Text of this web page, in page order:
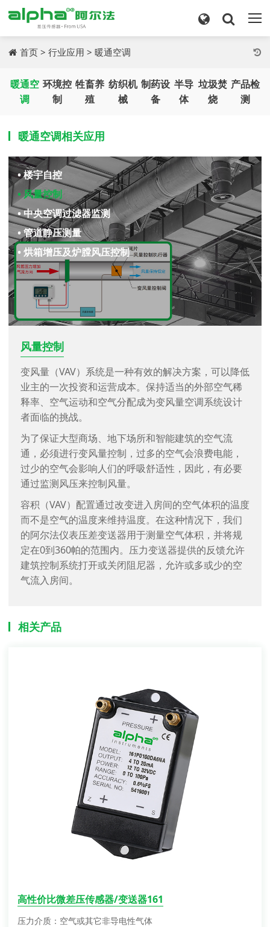
首页 > 行业应用 > 暖通空调
暖通空
调
环境控
制
牲畜养
殖
纺织机
械
制药设
备
半导
体
垃圾焚
烧
产品检
测
暖通空调相关应用
楼宇自控
现代建筑自动化和暖通空调技术智能地将能源生产、
能源分配、空调和热回收相匹配，以确保以一种节约
资源和成本的方式使用能源。
阿尔法（Alpha）为楼宇自动化和HVAC系统提供高质
量的传感器解决方案，从单个传感器到复杂的客户专
用传感器系统，帮助提高采暖、通风和空调系统的能
效。我们提供一系列传感器技术，用于测量空调技术
和建筑自动化中的微小差压。
在它们的墙壁和空间内，商业和工业建筑是复杂的机
械系统。我们希望你们的大楼尽可能地高效运作，而
不是持续地对每个区域的压力水平进行现场监控。我
们的压力传感器在给定的空间内进行高度精确的测
量。这些传感器无缝地集成到许多BAS和控制器中，
以提供无忧虑的性能。
风量控制
变风量（VAV）系统是一种有效的解决方案，可以降低
业主的一次投资和运营成本。保持适当的外部空气稀
释率、空气运动和空气分配成为变风量空调系统设计
者面临的挑战。
为了保证大型商场、地下场所和智能建筑的空气流
通，必须进行变风量控制，过多的空气会浪费电能，
过少的空气会影响人们的呼吸舒适性，因此，有必要
通过监测风压来控制风量。
容积（VAV）配置通过改变进入房间的空气体积的温度
而不是空气的温度来维持温度。在这种情况下，我们
的阿尔法仪表压差变送器用于测量空气体积，并将规
定在0到360帕的范围内。压力变送器提供的反馈允许
建筑控制系统打开或关闭阻尼器，允许或多或少的空
气流入房间。
中央空调过滤器监测
空气过滤器是任何暖通空调系统的关键部件，它需要
始终高效运行。通过使用压差传感器测量过滤器两侧
的压力，楼宇自动化系统可以随时监测气流。
随着时间的推移，气流减少，可能表明过滤器需要更
换或清洁。如果不更换，系统可能需要使用更多的能
量来将气流恢复到所需的水平，这也会给系统中的其
他组件带来额外的磨损。
随着空调运行时间的增加，灰尘会附着在过滤网上，
影响过滤网的透气性，从而降低空调的工作效率，因
此，为了保证空调的良好运行状态，空调之间的气压
差过滤网内外可实时监控，提醒人员空调过滤网的通
风状态及是否需要维护。
管道静压测量
压力变送器在通过数千条天然气管道输送天然气方面
发挥着重要作用，用于监测天然气压力，测量非常低
的进口和出口压力。
如果当地大气中可能存在天然气，则可提供ATEX本质
安全等特殊批准选项；如果天然气和燃气管道中的气
压过高，可能会发生泄漏甚至爆炸；如果气压过低，
会影响人们的日常使用，因此有必要通过压力传感器
来监测各个节点的气压，使气压在合理的范围内。
烘箱增压及炉膛风压控制
通过对送风通道各点气压和引风通道各点负压的检测
和控制，保证了烘箱内气氛的可控性。
炉膛负压和送风量压差控制，确保燃料高效燃烧和环
保。
由于环境法规和安全风险，锅炉需要准确可靠的系统
监控，以提高运行效率和防止过早故障。我们的传感
器提供了正确的解决方案。
• 楼宇自控
• 风量控制
• 中央空调过滤器监测
• 管道静压测量
• 烘箱增压及炉膛风压控制
相关产品
高性价比微差压传感器/变送器161
压力介质：空气或其它非导电性气体